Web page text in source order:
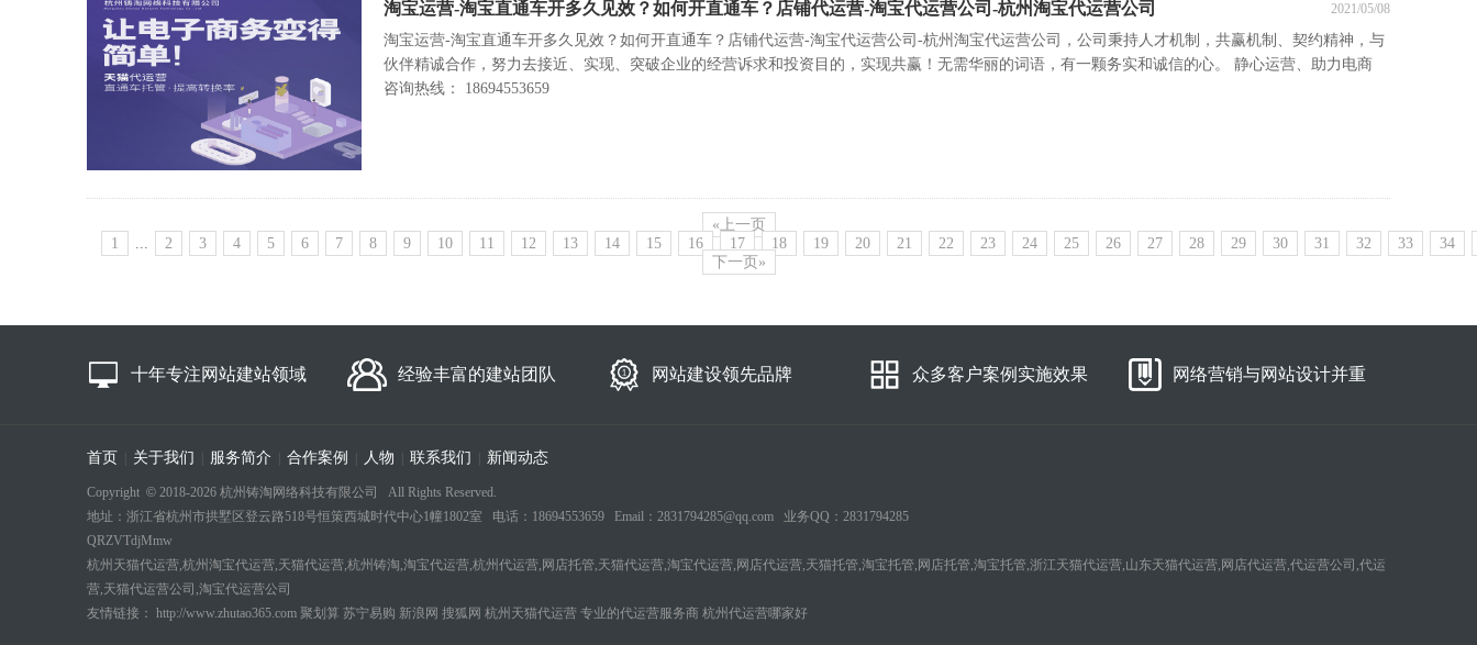
淘宝运营-淘宝直通车开多久见效？如何开直通车？店铺代运营-淘宝代运营公司-杭州淘宝代运营公司 2021/05/08
淘宝运营-淘宝直通车开多久见效？如何开直通车？店铺代运营-淘宝代运营公司-杭州淘宝代运营公司，公司秉持人才机制，共赢机制、契约精神，与
伙伴精诚合作，努力去接近、实现、突破企业的经营诉求和投资目的，实现共赢！无需华丽的词语，有一颗务实和诚信的心。 静心运营、助力电商
咨询热线： 18694553659
«上一页
1
... 2 3 4 5 6 7 8 9 10 11 12 13 14 15 16 17 18 19 20 21 22 23 24 25 26 27 28 29 30 31 32 33
34
下一页»
十年专注网站建站领域 经验丰富的建站团队 网站建设领先品牌 众多客户案例实施效果 网络营销与网站设计并重
首页 关于我们 服务简介 合作案例 人物 联系我们 新闻动态
Copyright © 2018-2026 杭州铸淘网络科技有限公司 All Rights Reserved.
地址：浙江省杭州市拱墅区登云路518号恒策西城时代中心1幢1802室 电话：18694553659 Email：2831794285@qq.com 业务QQ：2831794285
QRZVTdjMmw
杭州天猫代运营,杭州淘宝代运营,天猫代运营,杭州铸淘,淘宝代运营,杭州代运营,网店托管,天猫代运营,淘宝代运营,网店代运营,天猫托管,淘宝托管,网店托管,淘宝托管,浙江天猫代运营,山东天猫代运营,网店代运营,代运营公司,代运
营,天猫代运营公司,淘宝代运营公司
友情链接： http://www.zhutao365.com 聚划算 苏宁易购 新浪网 搜狐网 杭州天猫代运营 专业的代运营服务商 杭州代运营哪家好